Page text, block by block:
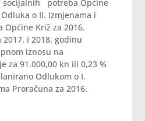
socijalnih potreba Općine
o II. Izmjenama i
Općine Križ za 2016.
i 2018. godinu
iznosu na
za 91.000,00 kn ili 0,23 %
Odlukom o I.
Proračuna za 2016.